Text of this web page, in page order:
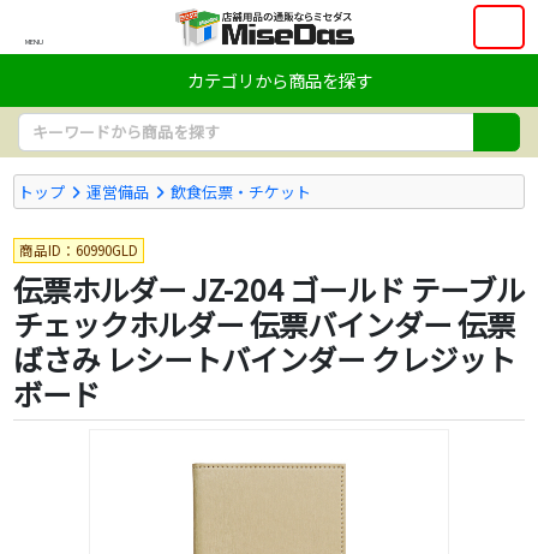
MENU
カテゴリから商品を探す
トップ 運営備品 飲食伝票・チケット
商品ID：60990GLD
伝票ホルダー JZ-204 ゴールド テーブル
チェックホルダー 伝票バインダー 伝票
ばさみ レシートバインダー クレジット
ボード